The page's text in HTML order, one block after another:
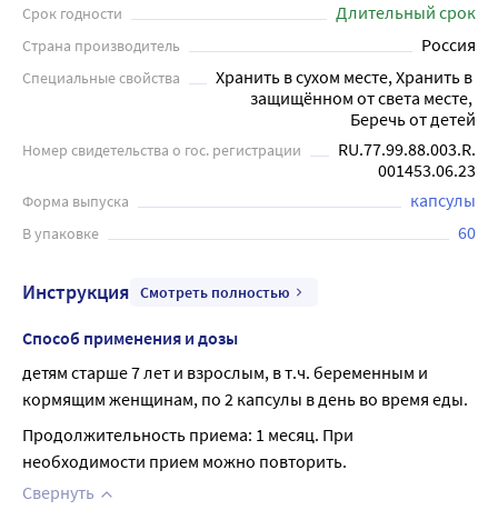
Срок годности Длительный срок
Страна производитель Россия
Специальные свойства
Хранить в сухом месте, Хранить в
защищённом от света месте,
Беречь от детей
Номер свидетельства о гос. регистрации
RU.77.99.88.003.R.
001453.06.23
Форма выпуска капсулы
В упаковке 60
Инструкция Смотреть полностью
Способ применения и дозы
детям старше 7 лет и взрослым, в т.ч. беременным и
кормящим женщинам, по 2 капсулы в день во время еды.
Продолжительность приема: 1 месяц. При
необходимости прием можно повторить.
Свернуть